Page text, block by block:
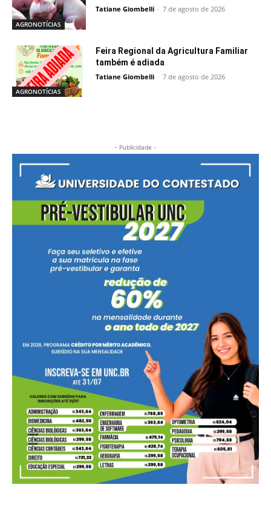
AGRONOTÍCIAS
Tatiane Giombelli - 7 de agosto de 2026
AGRONOTÍCIAS
Feira Regional da Agricultura Familiar
também é adiada
Tatiane Giombelli - 7 de agosto de 2026
- Publicidade -